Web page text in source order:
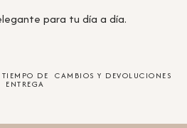
para tu día a día.
TIEMPO DE
ENTREGA
CAMBIOS Y DEVOLUCIONES